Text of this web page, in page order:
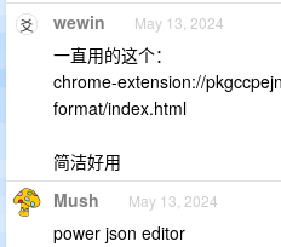
wewin May 13, 2024
一直用的这个：
chrome-extension://
format/index.html
简洁好用
Mush May 13, 2024
power json editor